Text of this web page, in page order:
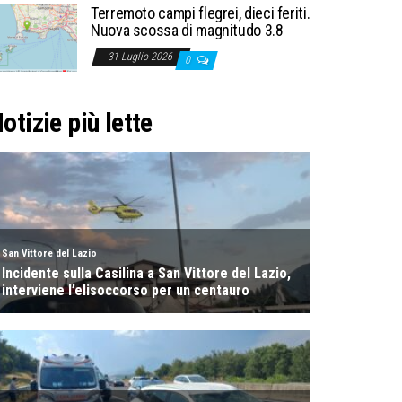
Terremoto campi flegrei, dieci feriti.
Nuova scossa di magnitudo 3.8
31 Luglio 2026 0
più lette